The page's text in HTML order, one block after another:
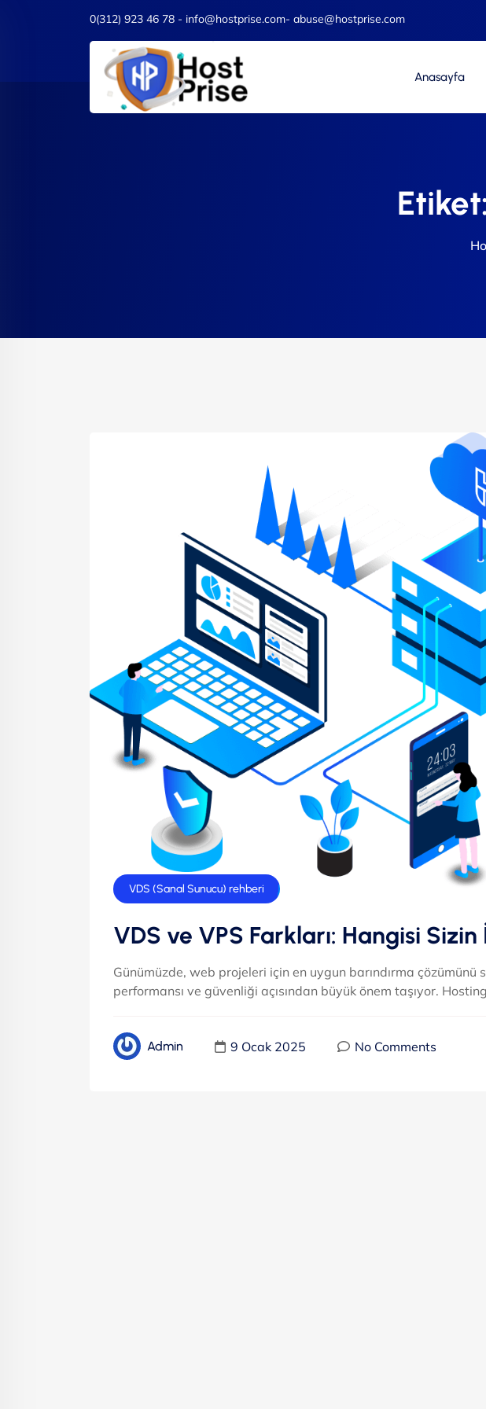
0(312) 923 46 78 - info@hostprise.com- abuse@hostprise.com
Anasayfa
Etiket:
VDS (Sanal Sunucu) rehberi
VDS ve VPS Farkları: Hangisi
Günümüzde, web projeleri için en uygun barındırma çözümünü
performansı ve güvenliği açısından büyük önem taşıyor.
Admin 9 Ocak 2025 No Comments